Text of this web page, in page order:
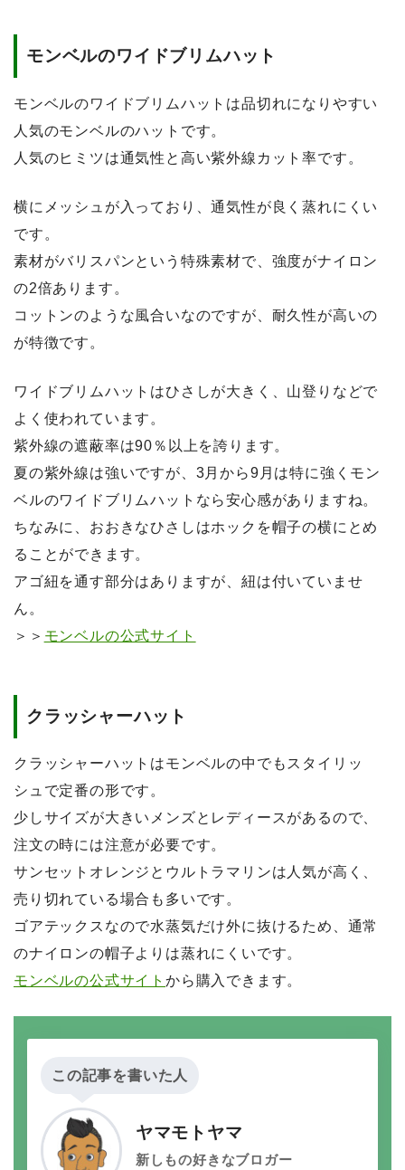
モンベルのワイドブリムハット
モンベルのワイドブリムハットは品切れになりやすい
人気のモンベルのハットです。
人気のヒミツは通気性と高い紫外線カット率です。
横にメッシュが入っており、通気性が良く蒸れにくい
です。
素材がバリスパンという特殊素材で、強度がナイロン
の2倍あります。
コットンのような風合いなのですが、耐久性が高いの
が特徴です。
ワイドブリムハットはひさしが大きく、山登りなどで
よく使われています。
紫外線の遮蔽率は90％以上を誇ります。
夏の紫外線は強いですが、3月から9月は特に強くモン
ベルのワイドブリムハットなら安心感がありますね。
ちなみに、おおきなひさしはホックを帽子の横にとめ
ることができます。
アゴ紐を通す部分はありますが、紐は付いていませ
ん。
＞＞ モンベルの公式サイト
クラッシャーハット
クラッシャーハットはモンベルの中でもスタイリッ
シュで定番の形です。
少しサイズが大きいメンズとレディースがあるので、
注文の時には注意が必要です。
サンセットオレンジとウルトラマリンは人気が高く、
売り切れている場合も多いです。
ゴアテックスなので水蒸気だけ外に抜けるため、通常
のナイロンの帽子よりは蒸れにくいです。
モンベルの公式サイト から購入できます。
この記事を書いた人
ヤマモトヤマ
新しもの好きなブロガー